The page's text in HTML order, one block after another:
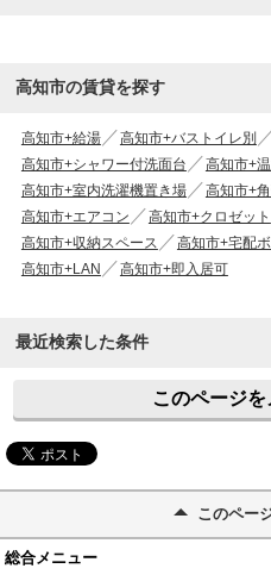
高知市の賃貸を探す
高知市+給湯 高知市+バストイレ別
高知市+シャワー付洗面台
高知市+
高知市+室内洗濯機置き場
高知市+
高知市+エアコン
高知市+クロゼット
高知市+収納スペース
高知市+宅配
高知市+LAN
高知市+即入居可
最近検索した条件
このページ
このペー
総合メニュー